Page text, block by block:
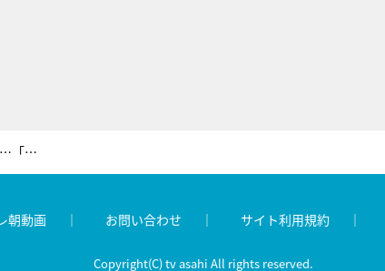
高木美保、足を向けて寝られない2人は…「島田紳助さんと徳光和夫さん」
朝動画 お問い合わせ サイト利用規約
Copyright(C) tv asahi All rights reserved.